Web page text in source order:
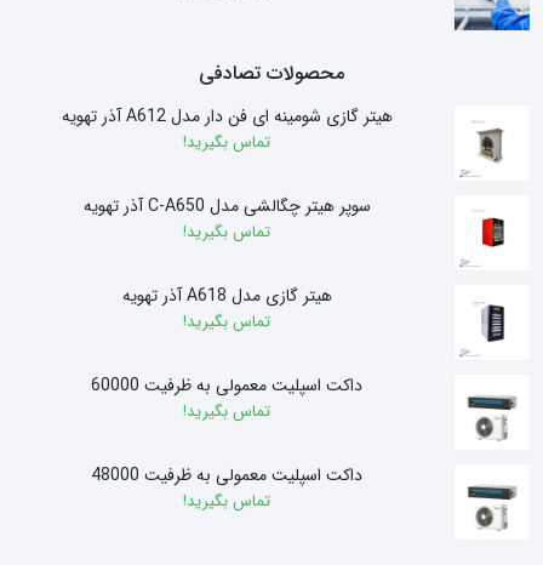
محصولات تصادفی
هیتر گازی شومینه ای فن دار مدل A612 آذر تهویه
تماس بگیرید!
سوپر هیتر چگالشی مدل C-A650 آذر تهویه
تماس بگیرید!
هیتر گازی مدل A618 آذر تهویه
تماس بگیرید!
داکت اسپلیت معمولی به ظرفیت 60000
تماس بگیرید!
داکت اسپلیت معمولی به ظرفیت 48000
تماس بگیرید!